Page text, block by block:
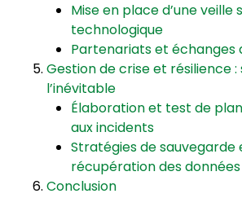
Mise en place d’une
technologique
Partenariats et échanges
Gestion de crise et résilience
l’inévitable
Élaboration et test de
aux incidents
Stratégies de sauvegarde
récupération des données
Conclusion